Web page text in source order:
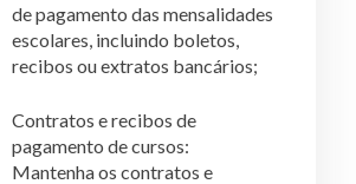
de pagamento das mensalidades
escolares, incluindo boletos,
recibos ou extratos bancários;
Contratos e recibos de
pagamento de cursos:
Mantenha os contratos e